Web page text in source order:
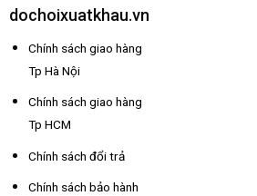
dochoixuatkhau.vn
Chính sách giao hàng
Tp Hà Nội
Chính sách giao hàng
Tp HCM
Chính sách đổi trả
Chính sách bảo hành